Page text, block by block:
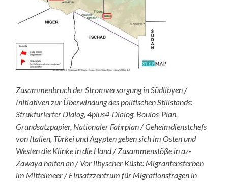
Zusammenbruch der Stromversorgung in Südlibyen /
Initiativen zur Überwindung des politischen Stillstands:
Strukturierter Dialog, 4plus4-Dialog, Boulos-Plan,
Grundsatzpapier, Nationaler Fahrplan / Geheimdienstchefs
von Italien, Türkei und Ägypten geben sich im Osten und
Westen die Klinke in die Hand / Zusammenstöße in az-
Zawaya halten an / Vor libyscher Küste: Migrantensterben
im Mittelmeer / Einsatzzentrum für Migrationsfragen in